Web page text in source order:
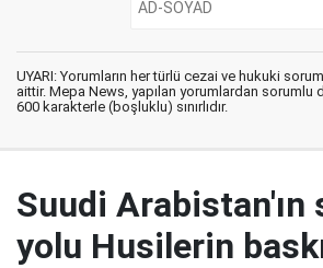
UYARI: Yorumların her türlü cezai ve hukuki
aittir. Mepa News, yapılan yorumlardan sorumlu
600 karakterle (boşluklu) sınırlıdır.
Suudi Arabistan'ın
yolu Husilerin